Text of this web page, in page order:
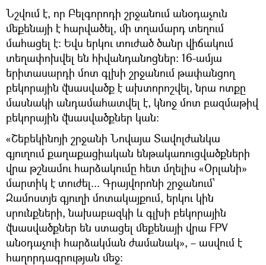
Նշվում է, որ Բելգորոդի շրջանում անօդաչուն
մեքենայի է հարվածել, մի տղամարդ տեղում
մահացել է։ Եվս երկու տուժած ծանր վիճակում
տեղափոխվել են հիվանդանոցներ։ 16-ամյա
երիտասարդի մոտ գլխի շրջանում թափանցող
բեկորային վնասվածք է ախտորոշվել, նրա ոտքը
մասնակի անդամահատվել է, կնոջ մոտ բազմաթիվ
բեկորային վնասվածքներ կան։
«Շեբեկինոյի շրջանի Նովայա Տավոլժանկա
գյուղում քաղաքացիական ենթակառուցվածքների
վրա թշնամու հարձակումը հետ մղելիս «Օրլանի»
մարտիկ է տուժել... Գրայվորոնի շրջանում՝
Զամոստյե գյուղի մոտակայքում, երկու կին
սրունքների, նախաբազկի և գլխի բեկորային
վնասվածքներ են ստացել մեքենայի վրա FPV
անօդաչուի հարձակման ժամանակ», – ասվում է
հաղորդագրության մեջ։